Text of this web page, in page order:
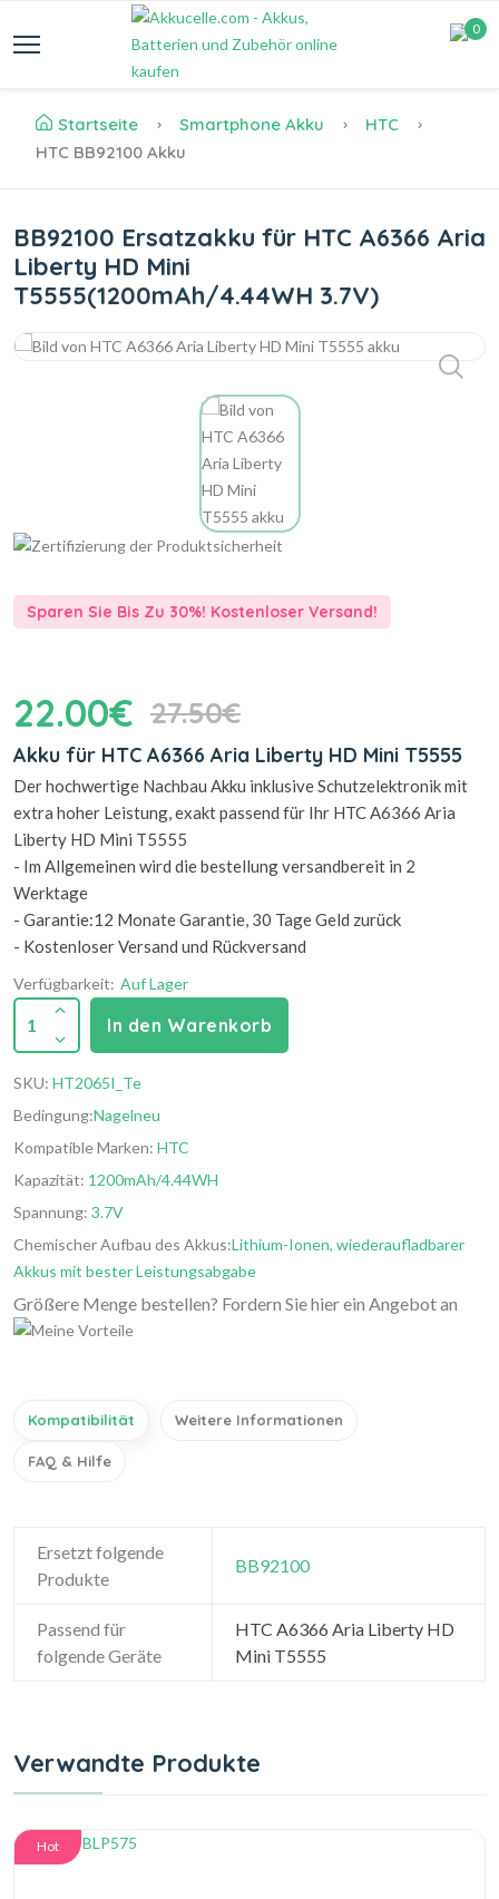
0
Startseite Smartphone Akku
HTC
HTC BB92100 Akku
BB92100 Ersatzakku für HTC A6366 Aria
Liberty HD Mini
T5555(1200mAh/4.44WH 3.7V)
Sparen Sie Bis Zu 30%! Kostenloser Versand!
22.00€ 27.50€
Akku für HTC A6366 Aria Liberty HD Mini T5555
Der hochwertige Nachbau Akku inklusive Schutzelektronik mit
extra hoher Leistung, exakt passend für Ihr HTC A6366 Aria
Liberty HD Mini T5555
- Im Allgemeinen wird die bestellung versandbereit in 2
Werktage
- Garantie:12 Monate Garantie, 30 Tage Geld zurück
- Kostenloser Versand und Rückversand
Verfügbarkeit: Auf Lager
1 In den Warenkorb
SKU: HT2065I_Te
Bedingung:Nagelneu
Kompatible Marken: HTC
Kapazität: 1200mAh/4.44WH
Spannung: 3.7V
Chemischer Aufbau des Akkus:Lithium-Ionen, wiederaufladbarer
Akkus mit bester Leistungsabgabe
Größere Menge bestellen? Fordern Sie hier ein Angebot an
Kompatibilität Weitere Informationen
FAQ & Hilfe
Ersetzt folgende
Produkte
BB92100
Passend für
folgende Geräte
HTC A6366 Aria Liberty HD
Mini T5555
Verwandte Produkte
Hot